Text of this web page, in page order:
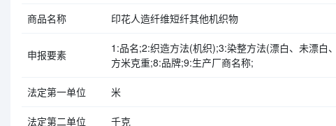
商品名称 印花人造纤维短纤其他机织物
申报要素
1:品名;2:织造方法(机织);3:染整方法(漂白、未漂
方米克重;8:品牌;9:生产厂商名称;
法定第一单位 米
法定第二单位 千克